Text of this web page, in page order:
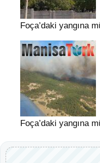
Foça’daki yangına
Foça’daki yangına